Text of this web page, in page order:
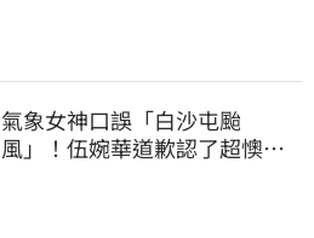
氣象女神口誤「白沙屯颱
風」！伍婉華道歉認了超懊